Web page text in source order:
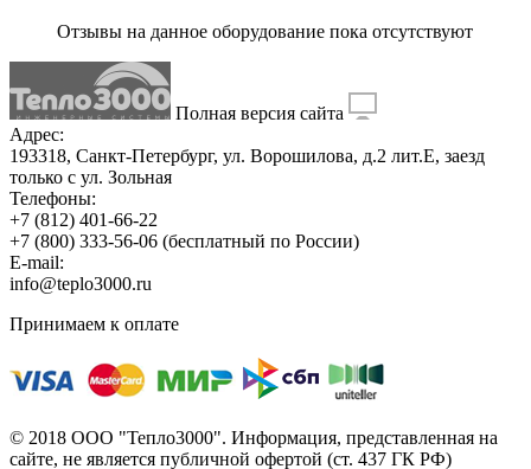
Отзывы на данное оборудование пока отсутствуют
Полная версия сайта
Адрес:
193318, Санкт-Петербург, ул. Ворошилова, д.2 лит.Е, заезд
только с ул. Зольная
Телефоны:
+7 (812) 401-66-22
+7 (800) 333-56-06 (бесплатный по России)
E-mail:
info@teplo3000.ru
Принимаем к оплате
© 2018 ООО "Тепло3000". Информация, представленная на
сайте, не является публичной офертой (ст. 437 ГК РФ)